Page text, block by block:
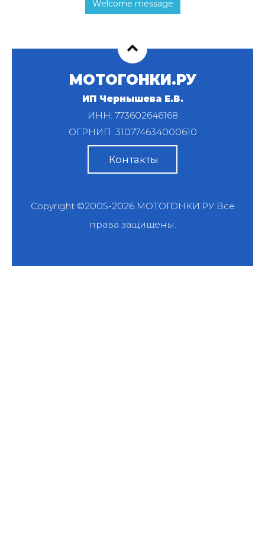
Welcome message
МОТОГОНКИ.РУ
ИП Чернышева Е.В.
ИНН: 773602646168
ОГРНИП: 310774634000610
Контакты
Copyright ©2005-2026 МОТОГОНКИ.РУВсе
права защищены.